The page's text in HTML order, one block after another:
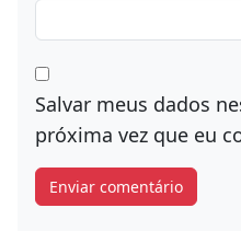
Salvar meus dados
próxima vez que eu